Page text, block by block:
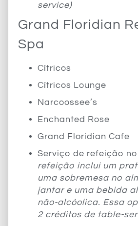
service)
Grand Floridian
Spa
Cítricos
Cítricos Lounge
Narcoossee’s
Enchanted Rose
Grand Floridian Cafe
Serviço de refeição
refeição inclui um
uma sobremesa no
jantar e uma bebida
não-alcóolica. Essa
2 créditos de table-